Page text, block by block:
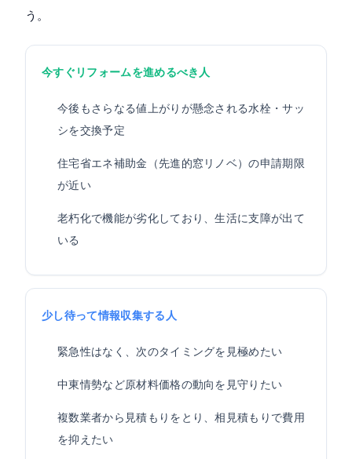
う。
今すぐリフォームを進めるべき人
今後もさらなる値上がりが懸念される水栓・サッ
シを交換予定
住宅省エネ補助金（先進的窓リノベ）の申請期限
が近い
老朽化で機能が劣化しており、生活に支障が出て
いる
少し待って情報収集する人
緊急性はなく、次のタイミングを見極めたい
中東情勢など原材料価格の動向を見守りたい
複数業者から見積もりをとり、相見積もりで費用
を抑えたい